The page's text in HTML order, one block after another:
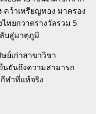
คว้าเหรียญทอง มาครอง
ทยกวาดรางวัลรวม 5
บสู่มาตุภูมิ
ย์เก่าสาขาวิชา
ยันถึงความสามารถ
ฬาที่แท้จริง